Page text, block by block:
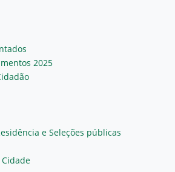
2025
e Seleções públicas